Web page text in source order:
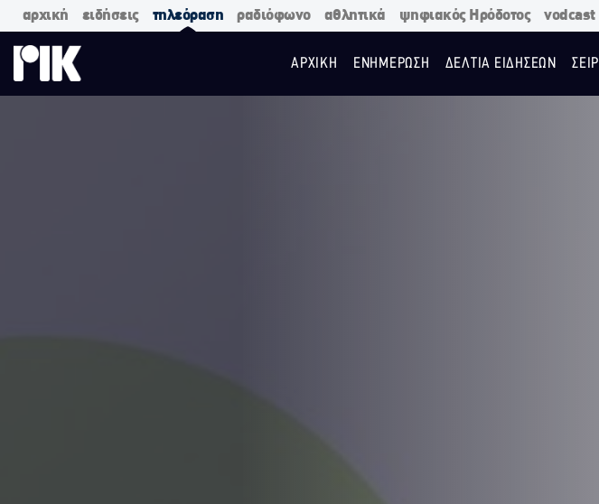
αρχική ειδήσεις τηλεόραση ραδιόφωνο αθλητικά ψηφιακός Ηρόδοτος vodcast
ΑΡΧΙΚΗ ΕΝΗΜΕΡΩΣΗ ΔΕΛΤΙΑ ΕΙΔΗΣΕΩΝ